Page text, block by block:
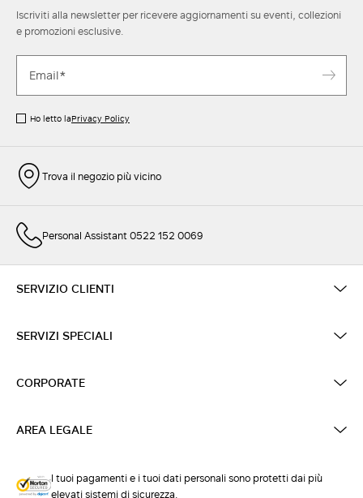
Iscriviti alla newsletter per ricevere aggiornamenti su eventi, collezioni
e promozioni esclusive.
Ho letto laPrivacy Policy
Trova il negozio più vicino
Personal Assistant 0522 152 0069
SERVIZIO CLIENTI
SERVIZI SPECIALI
CORPORATE
AREA LEGALE
I tuoi pagamenti e i tuoi dati personali sono protetti dai più
elevati sistemi di sicurezza.